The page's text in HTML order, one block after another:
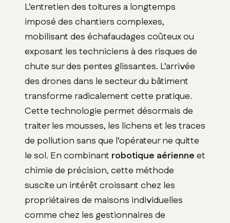
L’entretien des toitures a longtemps
imposé des chantiers complexes,
mobilisant des échafaudages coûteux ou
exposant les techniciens à des risques de
chute sur des pentes glissantes. L’arrivée
des drones dans le secteur du bâtiment
transforme radicalement cette pratique.
Cette technologie permet désormais de
traiter les mousses, les lichens et les traces
de pollution sans que l’opérateur ne quitte
le sol. En combinant robotique aérienneet
chimie de précision, cette méthode
suscite un intérêt croissant chez les
propriétaires de maisons individuelles
comme chez les gestionnaires de